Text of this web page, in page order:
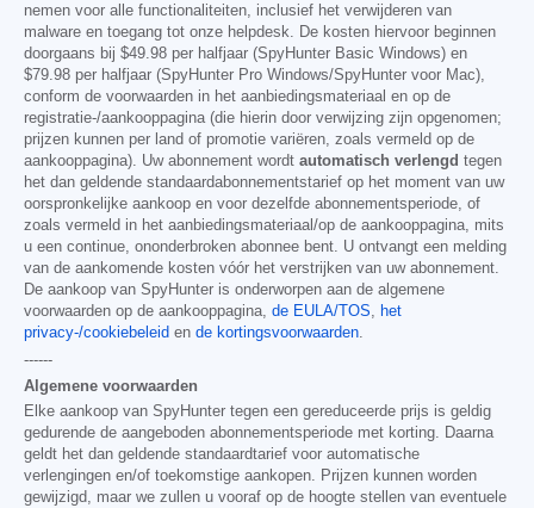
nemen voor alle functionaliteiten, inclusief het verwijderen van
malware en toegang tot onze helpdesk. De kosten hiervoor beginnen
doorgaans bij $49.98 per halfjaar (SpyHunter Basic Windows) en
$79.98 per halfjaar (SpyHunter Pro Windows/SpyHunter voor Mac),
conform de voorwaarden in het aanbiedingsmateriaal en op de
registratie-/aankooppagina (die hierin door verwijzing zijn opgenomen;
prijzen kunnen per land of promotie variëren, zoals vermeld op de
aankooppagina). Uw abonnement wordt automatisch verlengd tegen
het dan geldende standaardabonnementstarief op het moment van uw
oorspronkelijke aankoop en voor dezelfde abonnementsperiode, of
zoals vermeld in het aanbiedingsmateriaal/op de aankooppagina, mits
u een continue, ononderbroken abonnee bent. U ontvangt een melding
van de aankomende kosten vóór het verstrijken van uw abonnement.
De aankoop van SpyHunter is onderworpen aan de algemene
voorwaarden op de aankooppagina, de EULA/TOS, het
privacy-/cookiebeleid en de kortingsvoorwaarden.
------
Algemene voorwaarden
Elke aankoop van SpyHunter tegen een gereduceerde prijs is geldig
gedurende de aangeboden abonnementsperiode met korting. Daarna
geldt het dan geldende standaardtarief voor automatische
verlengingen en/of toekomstige aankopen. Prijzen kunnen worden
gewijzigd, maar we zullen u vooraf op de hoogte stellen van eventuele